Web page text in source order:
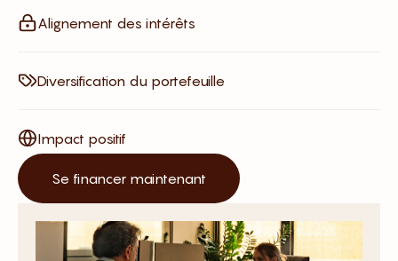
Alignement des intérêts
Diversification du portefeuille
Impact positif
Se financer maintenant